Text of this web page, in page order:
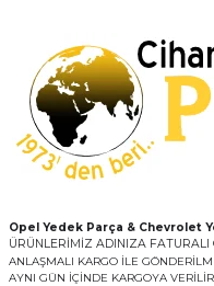
Opel Yedek Parça & Chevrolet
ÜRÜNLERİMİZ ADINIZA FATURALI
ANLAŞMALI KARGO İLE
AYNI GÜN İÇİNDE KARGOYA